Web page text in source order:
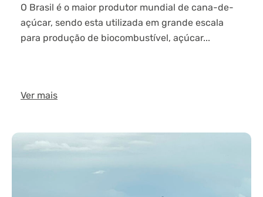
O Brasil é o maior produtor mundial de cana-de-
açúcar, sendo esta utilizada em grande escala
para produção de biocombustível, açúcar...
Ver mais